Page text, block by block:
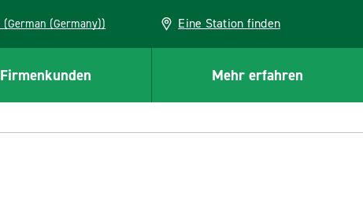
DEU (German (Germany)) Eine Station finden
Firmenkunden Mehr erfahren